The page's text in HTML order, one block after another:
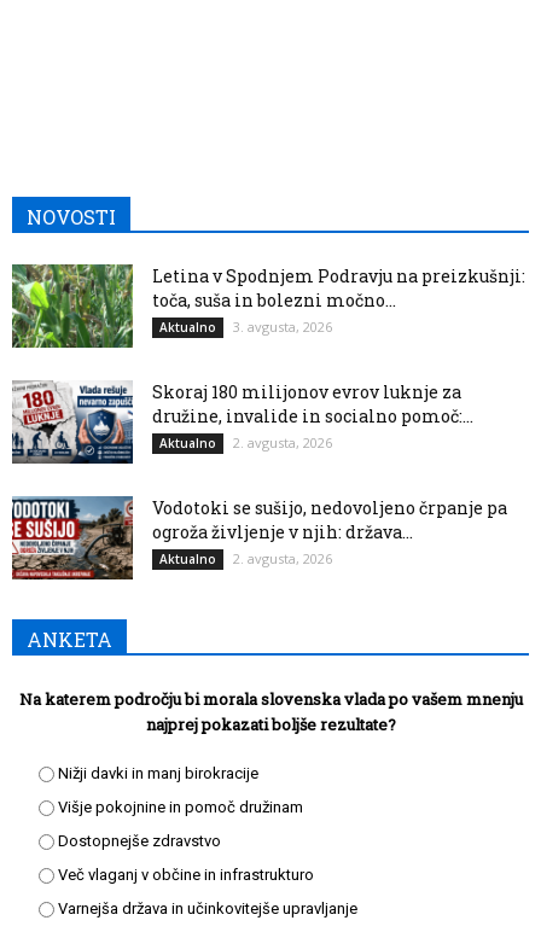
NOVOSTI
Letina v Spodnjem Podravju na preizkušnji:
toča, suša in bolezni močno...
Aktualno 3. avgusta, 2026
Skoraj 180 milijonov evrov luknje za
družine, invalide in socialno pomoč:...
Aktualno 2. avgusta, 2026
Vodotoki se sušijo, nedovoljeno črpanje pa
ogroža življenje v njih: država...
Aktualno 2. avgusta, 2026
ANKETA
Na katerem področju bi morala slovenska vlada po vašem mnenju
najprej pokazati boljše rezultate?
Nižji davki in manj birokracije
Višje pokojnine in pomoč družinam
Dostopnejše zdravstvo
Več vlaganj v občine in infrastrukturo
Varnejša država in učinkovitejše upravljanje